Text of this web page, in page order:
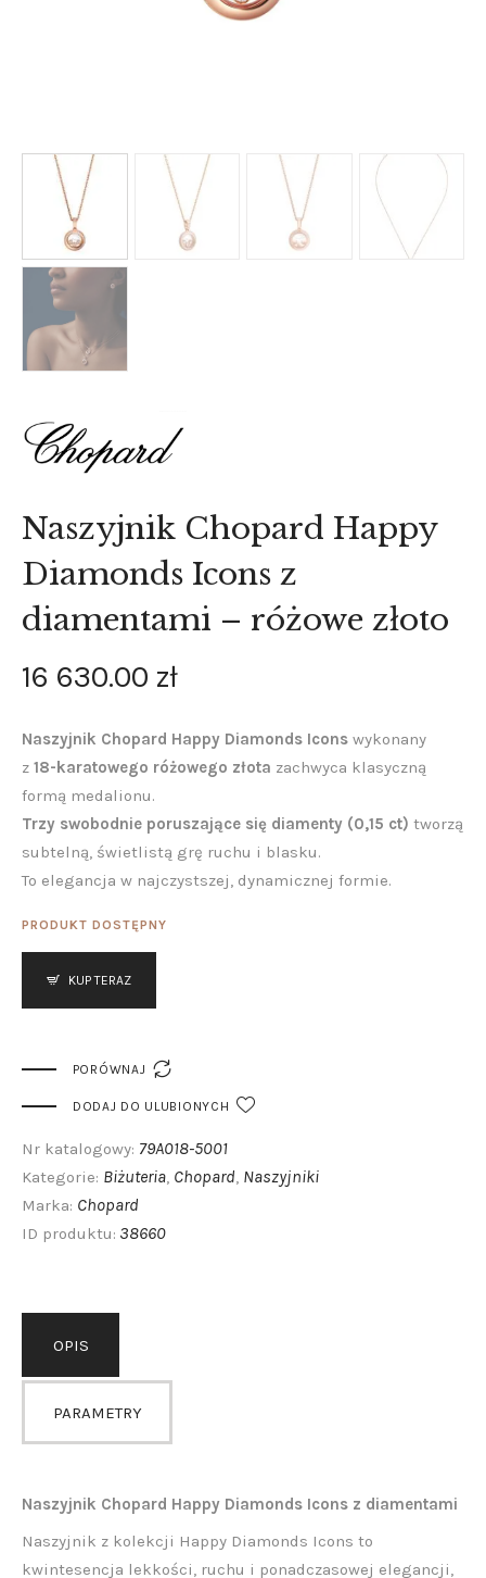
Naszyjnik Chopard Happy
Diamonds Icons z
diamentami – różowe złoto
16 630.00 zł
Naszyjnik Chopard Happy Diamonds Icons wykonany
z 18-karatowego różowego złota zachwyca klasyczną
formą medalionu.
Trzy swobodnie poruszające się diamenty (0,15 ct) tworzą
subtelną, świetlistą grę ruchu i blasku.
To elegancja w najczystszej, dynamicznej formie.
PRODUKT DOSTĘPNY
KUP TERAZ
PORÓWNAJ 
DODAJ DO ULUBIONYCH
Nr katalogowy: 79A018-5001
Kategorie: Biżuteria, Chopard, Naszyjniki
Marka: Chopard
ID produktu: 38660
OPIS
PARAMETRY
Naszyjnik Chopard Happy Diamonds Icons z diamentami
Naszyjnik z kolekcji Happy Diamonds Icons to
kwintesencja lekkości, ruchu i ponadczasowej elegancji,